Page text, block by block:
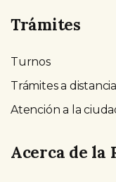
Trámites
Turnos
Trámites a distancia
Atención a la
Acerca de la